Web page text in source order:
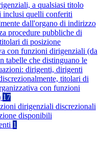
a qualsiasi titolo
inclusi quelli conferiti
dall'organo di indirizzo
procedure pubbliche di
di posizione
con funzioni dirigenziali (da
tabelle che distinguano le
dirigenti, dirigenti
titolari di
con funzioni
17
dirigenziali discrezionali
disponibili
1